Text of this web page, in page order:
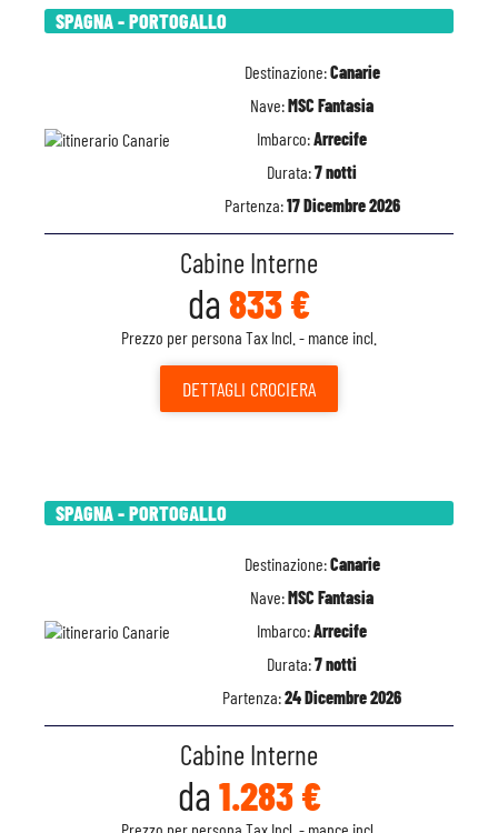
SPAGNA - PORTOGALLO
Destinazione:Canarie
Nave:MSC Fantasia
Imbarco:Arrecife
Durata:7 notti
Partenza:17 Dicembre 2026
Cabine Interne
da 833 €
Prezzo per persona Tax Incl. - mance incl.
DETTAGLI CROCIERA
SPAGNA - PORTOGALLO
Destinazione:Canarie
Nave:MSC Fantasia
Imbarco:Arrecife
Durata:7 notti
Partenza:24 Dicembre 2026
Cabine Interne
da 1.283 €